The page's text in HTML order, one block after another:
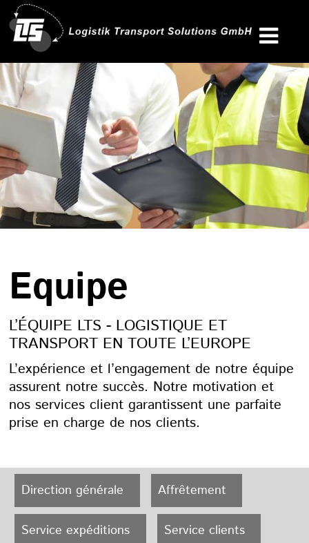
Equipe
L’ÉQUIPE LTS - LOGISTIQUE ET
TRANSPORT EN TOUTE L’EUROPE
L’expérience et l’engagement de notre équipe
assurent notre succès. Notre motivation et
nos services client garantissent une parfaite
prise en charge de nos clients.
Direction générale Affrêtement
Service expéditions Service clients